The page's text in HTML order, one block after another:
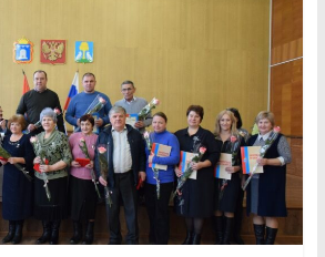
заповедника родились крапчатые
суслики